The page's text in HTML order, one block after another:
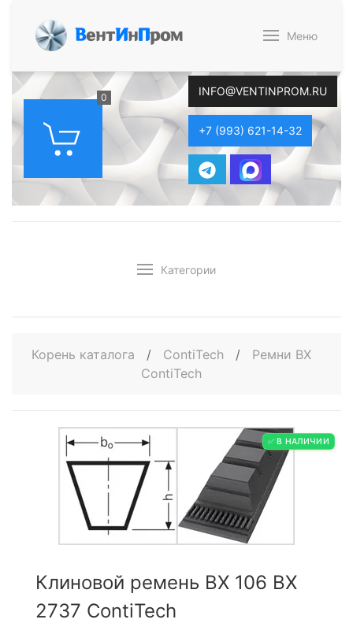
ВентИнПром Меню
0 INFO@VENTINPROM.RU
+7 (993) 621-14-32
Категории
Корень каталога / ContiTech /
Ремни BX
ContiTech
✅ В НАЛИЧИИ
Клиновой ремень BX 106 BX
2737 ContiTech